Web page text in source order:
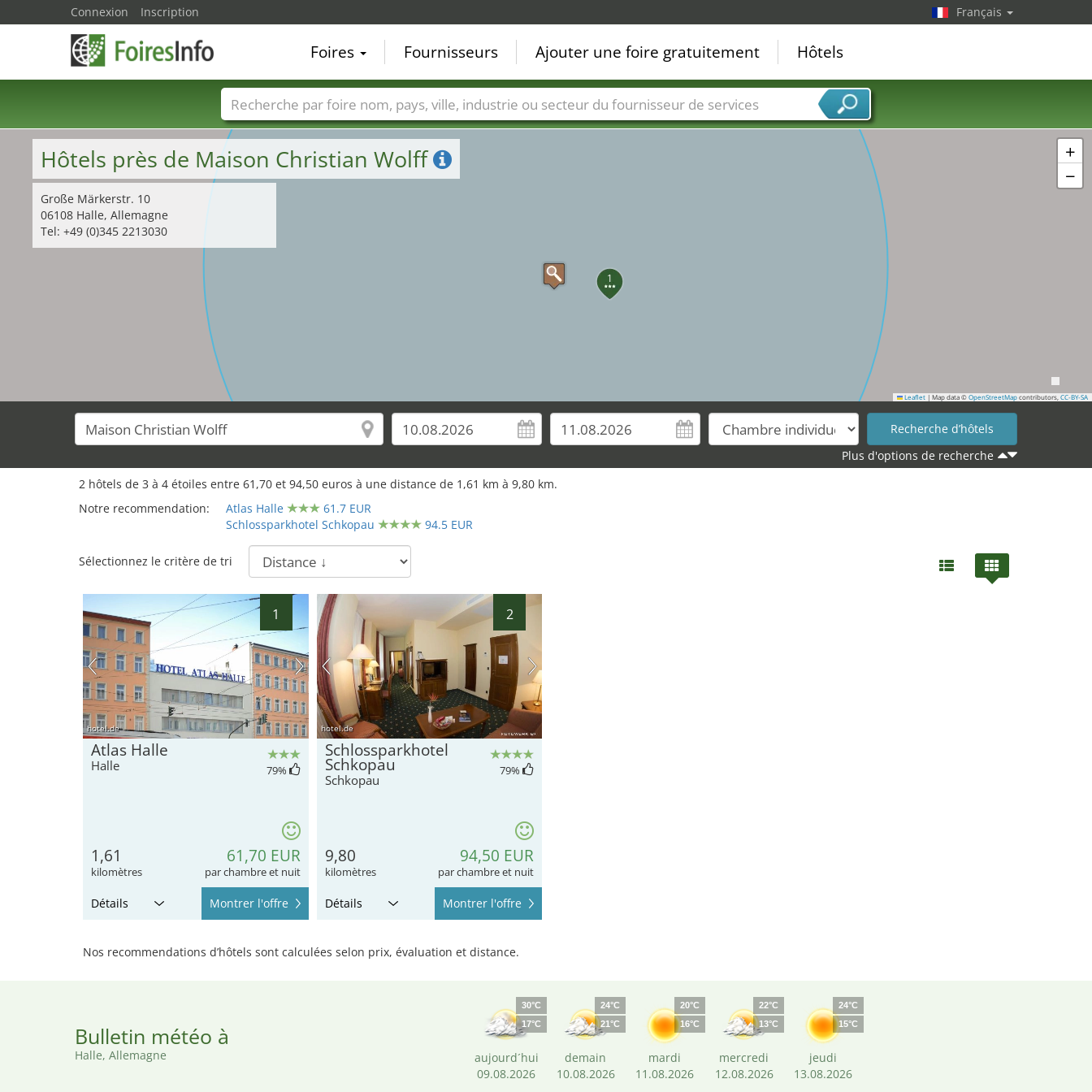
1
+
−
Leaflet | Map data © OpenStreetMap contributors, CC-BY-SA
Hôtels près de Maison Christian Wolff
Große Märkerstr. 10
06108 Halle, Allemagne
Tel: +49 (0)345 2213030
Plus d'options de recherche
2 hôtels de 3 à 4 étoiles entre 61,70 et 94,50 euros à une distance de 1,61 km à 9,80 km.
Notre recommendation:
Atlas Halle
61.7 EUR
Schlossparkhotel Schkopau
94.5 EUR
Sélectionnez le critère de tri
1
hotel.de
Atlas Halle
Halle 79%
1,61
kilomètres
61,70 EUR
par chambre et nuit
Détails Montrer l'offre
2
hotel.de
Schlossparkhotel
Schkopau
Schkopau
79%
9,80
kilomètres
94,50 EUR
par chambre et nuit
Détails Montrer l'offre
Nos recommendations d’hôtels sont calculées selon prix, évaluation et distance.
Bulletin météo à
Halle, Allemagne
30°C
17°C
aujourd´hui
09.08.2026
24°C
21°C
demain
10.08.2026
20°C
16°C
mardi
11.08.2026
22°C
13°C
mercredi
12.08.2026
24°C
15°C
jeudi
13.08.2026
Connexion Inscription Français
Foires Fournisseurs Ajouter une foire gratuitement Hôtels
Foire noms Pays Villes Secteurs de foire Secteurs du fournisseur de services